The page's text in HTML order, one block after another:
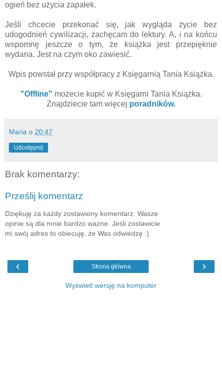
ogień bez użycia zapałek.
Jeśli chcecie przekonać się, jak wygląda życie bez
udogodnień cywilizacji, zachęcam do lektury. A, i na końcu
wspomnę jeszcze o tym, że książka jest przepięknie
wydana. Jest na czym oko zawiesić.
Wpis powstał przy współpracy z Księgarnią Tania Książka.
"Offline" możecie kupić w Księgarni Tania Książka.
Znajdziecie tam więcej poradników.
Maria o 20:47
Udostępnij
Brak komentarzy:
Prześlij komentarz
Dziękuję za każdy zostawiony komentarz. Wasze
opinie są dla mnie bardzo ważne. Jeśli zostawicie
mi swój adres to obiecuję, że Was odwiedzę :)
‹ ›
Strona główna
Wyświetl wersję na komputer